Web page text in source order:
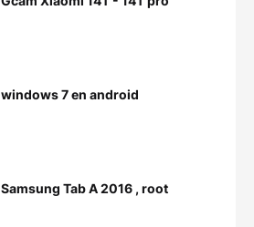
windows 7 en android
Samsung Tab A 2016 , root